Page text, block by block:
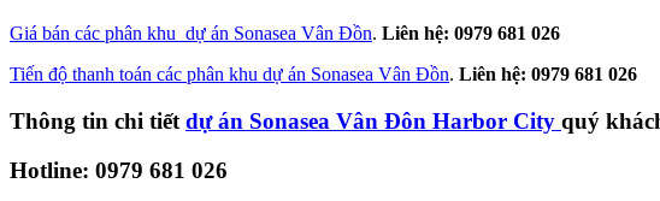
Giá bán các phân khu dự án Sonasea Vân Đồn. Liên hệ: 0979 681 026
Tiến độ thanh toán các phân khu dự án Sonasea Vân Đồn. Liên hệ: 0979 681 026
Thông tin chi tiết dự án Sonasea Vân Đôn Harbor City quý
Hotline: 0979 681 026